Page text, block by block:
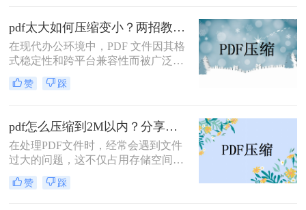
pdf太大如何压缩变小？两招教你轻松压缩！
在现代办公环境中，PDF 文件因其格
式稳定性和跨平台兼容性而被广泛使
用。然而，当这些文件变得过大时，
它们不仅占用大量存储空间，而且在
传到某些平台。因此，掌握pdf太大如
何压缩变小是十分必要的。本文将介
绍两种实用的方法来解决这个问题，
帮助您轻松完成 PDF 文件的压缩。
赞 踩
pdf怎么压缩到2M以内？分享两种实用压缩方法！
在处理PDF文件时，经常会遇到文件
过大的问题，这不仅占用存储空间，
还影响文件的传输速度。为了满足特
定需求，将PDF文件压缩到2M以内变
赞 踩